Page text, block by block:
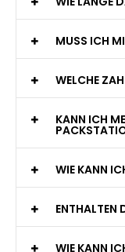
MUSS ICH
WELCHE
KANN ICH
WIE KANN
ENTHALTEN
WIE KANN